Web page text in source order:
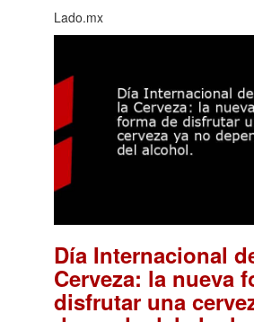
Lado.mx
Día Internacional
Cerveza: la nueva
disfrutar una